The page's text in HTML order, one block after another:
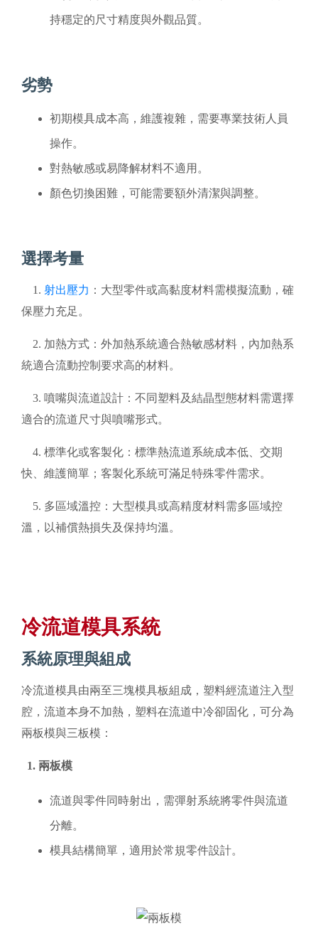
持穩定的尺寸精度與外觀品質。
劣勢
初期模具成本高，維護複雜，需要專業技術人員
操作。
對熱敏感或易降解材料不適用。
顏色切換困難，可能需要額外清潔與調整。
選擇考量
1. 射出壓力 ：大型零件或高黏度材料需模擬流動，確
保壓力充足。
2. 加熱方式：外加熱系統適合熱敏感材料，內加熱系
統適合流動控制要求高的材料。
3. 噴嘴與流道設計：不同塑料及結晶型態材料需選擇
適合的流道尺寸與噴嘴形式。
4. 標準化或客製化：標準熱流道系統成本低、交期
快、維護簡單；客製化系統可滿足特殊零件需求。
5. 多區域溫控：大型模具或高精度材料需多區域控
溫，以補償熱損失及保持均溫。
冷流道模具系統
系統原理與組成
冷流道模具由兩至三塊模具板組成，塑料經流道注入型
腔，流道本身不加熱，塑料在流道中冷卻固化，可分為
兩板模與三板模：
1. 兩板模
流道與零件同時射出，需彈射系統將零件與流道
分離。
模具結構簡單，適用於常規零件設計。